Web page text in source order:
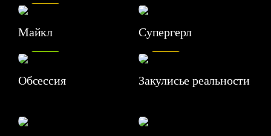
Майкл Супергерл
Обсессия
7.1
Закулисье реальности